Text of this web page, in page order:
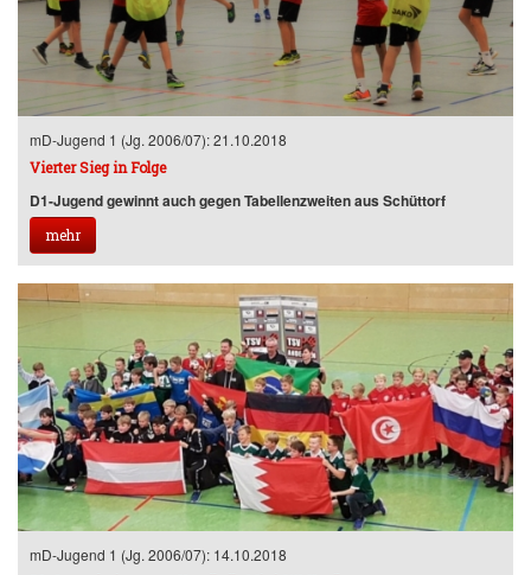
mD-Jugend 1 (Jg. 2006/07): 21.10.2018
Vierter Sieg in Folge
D1-Jugend gewinnt auch gegen Tabellenzweiten aus Schüttorf
mehr
mD-Jugend 1 (Jg. 2006/07): 14.10.2018